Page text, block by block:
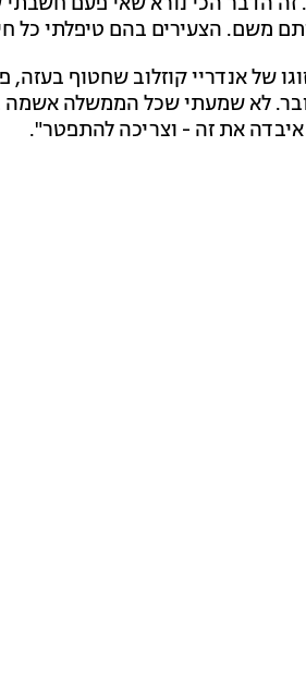
משם. הצעירים בהם טיפלתי כל
7 באוקטובר. לא שמעתי שכל הממשלה
את זה - וצריכה להתפטר".